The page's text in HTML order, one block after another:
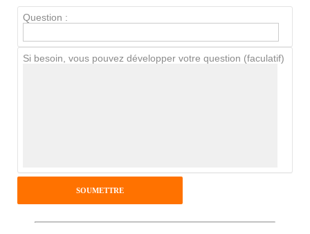
Chien / chat
Pseudo :
Question :
Si besoin, vous pouvez développer votre question (faculatif)